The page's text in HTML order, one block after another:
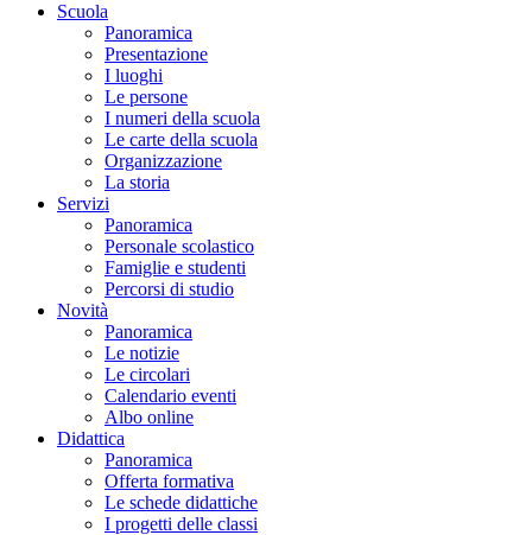
Scuola
Panoramica
Presentazione
I luoghi
Le persone
I numeri della scuola
Le carte della scuola
Organizzazione
La storia
Servizi
Panoramica
Personale scolastico
Famiglie e studenti
Percorsi di studio
Novità
Panoramica
Le notizie
Le circolari
Calendario eventi
Albo online
Didattica
Panoramica
Offerta formativa
Le schede didattiche
I progetti delle classi